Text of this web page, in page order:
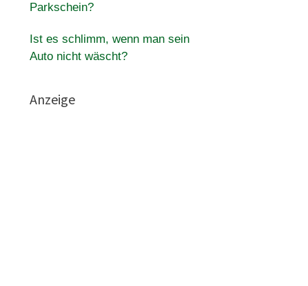
Parkschein?
Ist es schlimm, wenn man sein
Auto nicht wäscht?
Anzeige